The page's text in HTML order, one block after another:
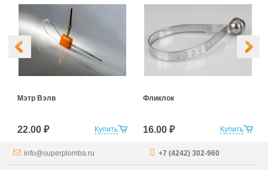
Купить
Мэтр Вэлв
22.00 ₽ Купить
Фликлок
16.00 ₽
info@superplomba.ru +7 (4242) 302-960